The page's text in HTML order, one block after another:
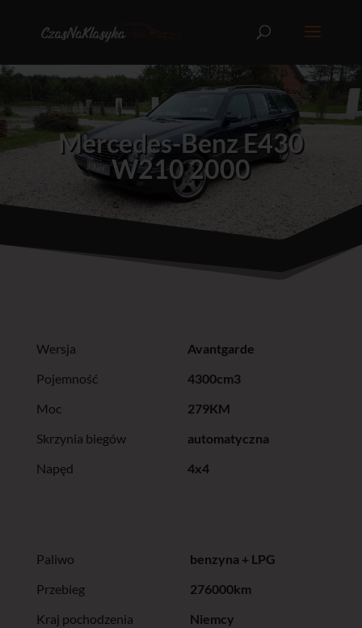
Mercedes-Benz E430
W210 2000
Wersja
Avantgarde
Pojemność
4300cm3
Moc
279KM
Skrzynia biegów
automatyczna
Napęd
4x4
Paliwo
benzyna + LPG
Przebieg
276000km
Kraj pochodzenia
Niemcy